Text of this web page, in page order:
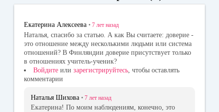
ok
la
ni
ki
r
Екатерина Алексеева • 7 лет назад
Наталья, спасибо за статью. А как Вы считаете: доверие -
это отношение между несколькими людьми или система
отношений? В Финляндии доверие присутствует только
в отношениях учитель-ученик?
Войдите или зарегистрируйтесь , чтобы оставлять
комментарии
Наталья Шихова • 7 лет назад
Екатерина! По моим наблюдениям, конечно, это